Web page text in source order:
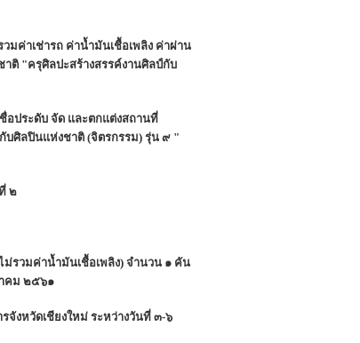
มค่าเช่ารถ ค่าน้ำมันเชื้อเพลิง ค่าผ่าน
ติ "ครุศิลปะสร้างสรรค์งานศิลป์กับ
อประดับ จัด และตกแต่งสถานที่
บศิลปินแห่งชาติ (จิตรกรรม) รุ่น ๙ "
๒
รวมค่าน้ำมันเชื้อเพลิง) จำนวน ๑ คัน
าคม ๒๕๖๑
จังหวัดเชียงใหม่ ระหว่างวันที่ ๓-๖